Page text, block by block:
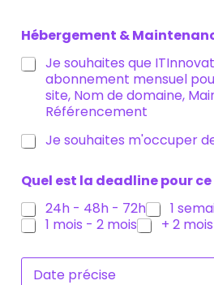
Hébergement &
Je souhaites que
abonnement mensuel
site, Nom de domaine,
Référencement
Je souhaites m'occuper
Quel est la deadline pour
24h - 48h - 72h
1
1 mois - 2 mois
+ 2 mois
D